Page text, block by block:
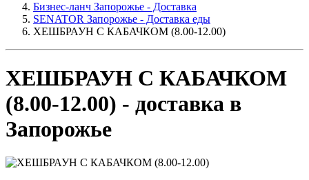
Бизнес-ланч Запорожье - Доставка
SENATOR Запорожье - Доставка еды
ХЕШБРАУН С КАБАЧКОМ (8.00-12.00)
ХЕШБРАУН С КАБАЧКОМ
(8.00-12.00) - доставка в
Запорожье